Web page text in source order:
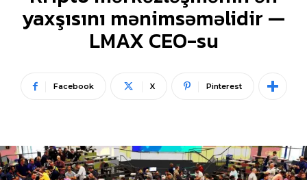
yaxşısını mənimsəməlidir —
LMAX CEO-su
Facebook X Pinterest